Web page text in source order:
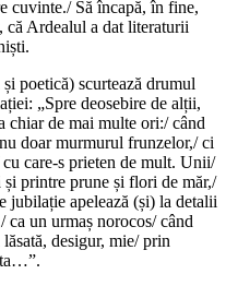
cuvinte./ Să încapă, în fine,
Ardealul a dat literaturii
poetică) scurtează drumul
„Spre deosebire de alții,
chiar de mai multe ori:/ când
doar murmurul frunzelor,/ ci
care-s prieten de mult. Unii/
și printre prune și flori de măr,/
jubilație apelează (și) la detalii
un urmaș norocos/ când
desigur, mie/ prin